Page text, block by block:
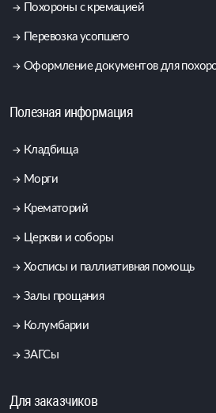
Похороны с кремацией
Перевозка усопшего
Оформление документов для
Полезная информация
Кладбища
Морги
Крематорий
Церкви и соборы
Хосписы и паллиативная помощь
Залы прощания
Колумбарии
ЗАГСы
Для заказчиков